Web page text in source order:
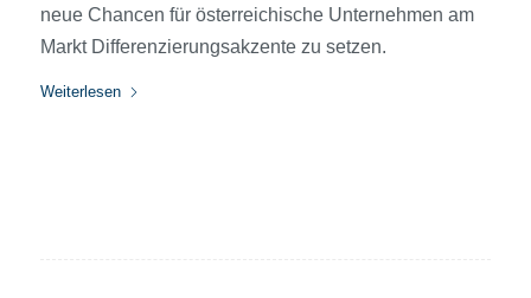
neue Chancen für österreichische Unternehmen am
Markt Differenzierungsakzente zu setzen.
Weiterlesen